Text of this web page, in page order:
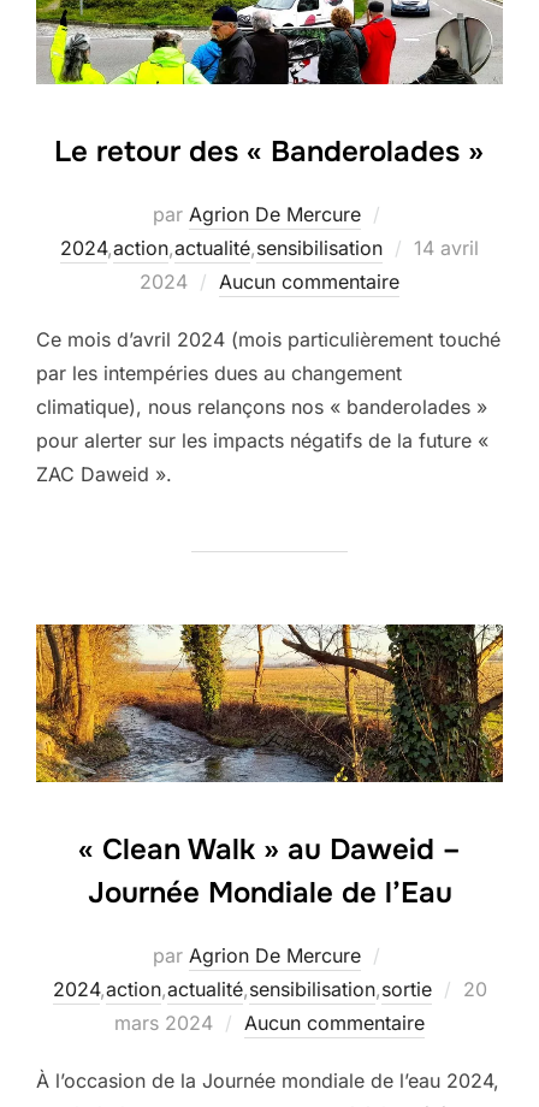
Le retour des « Banderolades »
par Agrion De Mercure
2024,action,actualité,sensibilisation
Publié
14 avril
2024
Aucun commentaire
Ce mois d’avril 2024 (mois particulièrement touché
par les intempéries dues au changement
climatique), nous relançons nos « banderolades »
pour alerter sur les impacts négatifs de la future «
ZAC Daweid ».
« Clean Walk » au Daweid –
Journée Mondiale de l’Eau
par Agrion De Mercure
2024,action,actualité,sensibilisation,sortie
Publié
20
mars 2024
Aucun commentaire
À l’occasion de la Journée mondiale de l’eau 2024,